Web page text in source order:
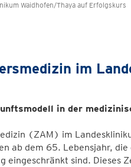
Waidhofen/Thaya auf Erfolgskurs
im
in der
(ZAM) im
ab dem 65. Lebensjahr,
eingeschränkt sind.